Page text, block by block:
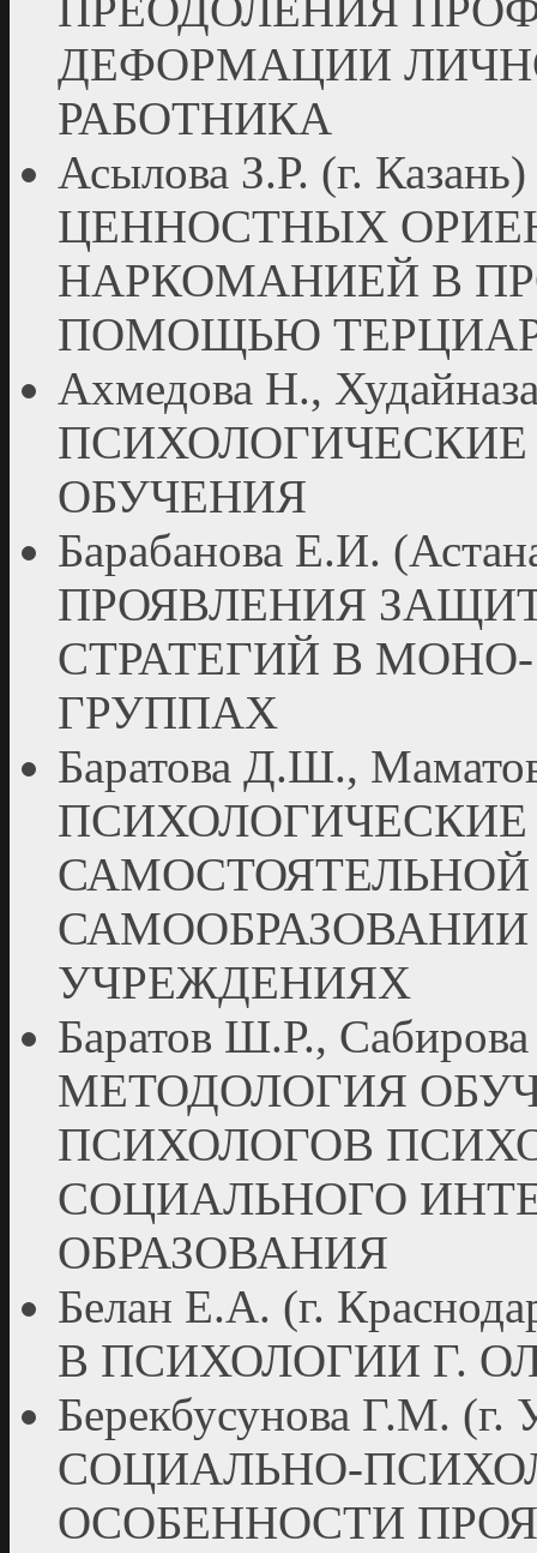
ПРЕОДОЛЕНИЯ
ДЕФОРМАЦИИ
РАБОТНИКА
Асылова З.Р. (г.
ЦЕННОСТНЫХ
НАРКОМАНИЕЙ В
ПОМОЩЬЮ
Ахмедова Н.,
ОБУЧЕНИЯ
Барабанова Е.И.
ПРОЯВЛЕНИЯ
СТРАТЕГИЙ В
ГРУППАХ
Баратова Д.Ш.,
САМООБРАЗОВАНИИ
УЧРЕЖДЕНИЯХ
Баратов Ш.Р.,
МЕТОДОЛОГИЯ
ПСИХОЛОГОВ
СОЦИАЛЬНОГО
ОБРАЗОВАНИЯ
Белан Е.А. (г.
В ПСИХОЛОГИИ Г.
Берекбусунова Г.М. (г.
СОЦИАЛЬНО-
ОСОБЕННОСТИ